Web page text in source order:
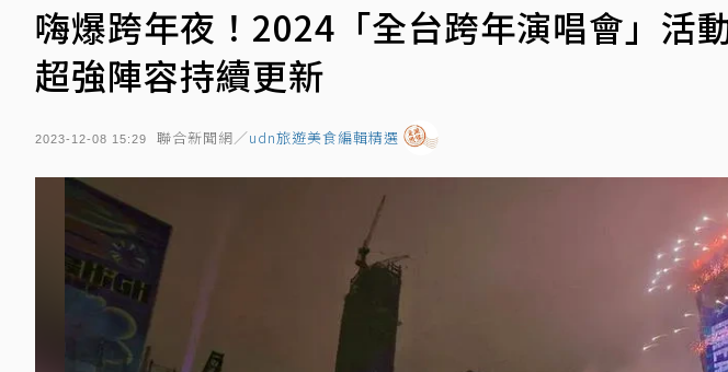
嗨爆跨年夜！2024「全台跨年演唱會」活
超強陣容持續更新
2023-12-08 15:29 聯合新聞網／udn旅遊美食編輯精選